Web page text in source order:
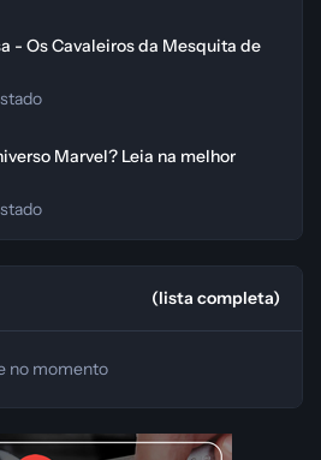
- Os Cavaleiros da Mesquita de
Marvel? Leia na melhor
(lista completa)
no momento